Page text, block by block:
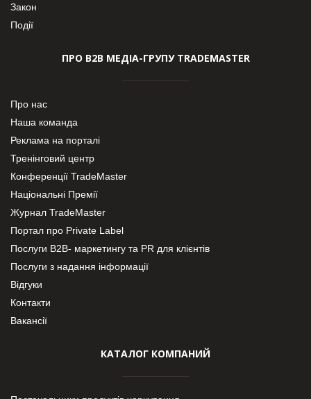
Закон
Події
ПРО В2В МЕДІА-ГРУПУ TRADEMASTER
Про нас
Наша команда
Реклама на порталі
Тренінговий центр
Конференції TradeMaster
Національні Премії
Журнал TradeMaster
Портал про Private Label
Послуги В2В- маркетингу та PR для клієнтів
Послуги з надання інформації
Відгуки
Контакти
Вакансії
КАТАЛОГ КОМПАНИЙ